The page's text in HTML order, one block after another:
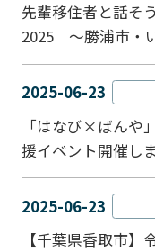
先輩移住者と話そ
2025 ～勝浦市・
2025-06-23
「はなび×ばんや
援イベント開催し
2025-06-23
【千葉県香取市